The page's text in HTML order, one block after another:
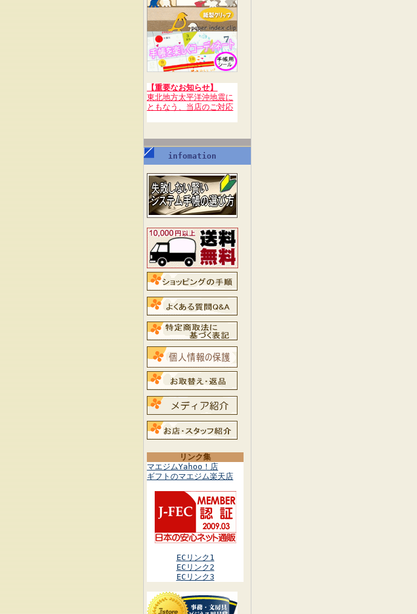
【重要なお知らせ】
東北地方太平洋沖地震に
ともなう、当店のご対応
infomation
リンク集
マエジムYahoo！店
ギフトのマエジム楽天店
ECリンク1
ECリンク2
ECリンク3